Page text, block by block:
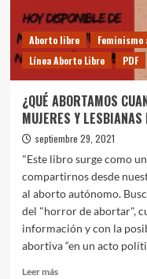
la
experiencia
y
la
la
impunidad
en
(Libro
completo
en
PDF)
Aborto libre Feminismo
Línea Aborto Libre
PDF
¿QUÉ ABORTAMOS
MUJERES Y
septiembre 29, 2021
"Este libro surge como
compartirnos desde
al aborto autónomo.
del "horror de abortar",
información y con la
abortiva “en un acto
Leer másLeer